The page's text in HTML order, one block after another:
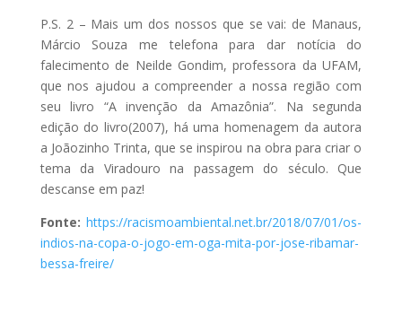
P.S. 2 – Mais um dos nossos que se vai: de Manaus,
Márcio Souza me telefona para dar notícia do
falecimento de Neilde Gondim, professora da UFAM,
que nos ajudou a compreender a nossa região com
seu livro “A invenção da Amazônia”. Na segunda
edição do livro(2007), há uma homenagem da autora
a Joãozinho Trinta, que se inspirou na obra para criar o
tema da Viradouro na passagem do século. Que
descanse em paz!
Fonte: https://racismoambiental.net.br/2018/07/01/os-
indios-na-copa-o-jogo-em-oga-mita-por-jose-ribamar-
bessa-freire/